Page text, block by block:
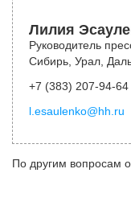
Лилия
Руководитель
Сибирь, Урал,
+7 (383) 207-94-64
l.esaulenko@hh.ru
По другим вопросам